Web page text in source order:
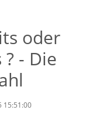
oder
- Die
15:51:00